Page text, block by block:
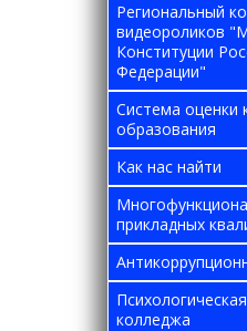
Региональный
видеороликов
Конституции
Федерации"
Система оценки
образования
Как нас найти
прикладных
колледжа